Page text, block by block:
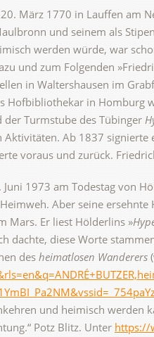
März 1770 in Lauffen am
und seinem als
werden würde, war
und zum Folgenden
in Waltershausen im
Hofbibliothekar in Homburg
der Turmstube des Tübinger
Aktivitäten. Ab 1837 signierte
voraus und zurück.
Juni 1973 am Todestag von
Aber seine
Mars. Er liest Hölderlins »
dachte, diese Worte
des heimatlosen Wanderers
und heimisch werden
Potz Blitz. Unter https://